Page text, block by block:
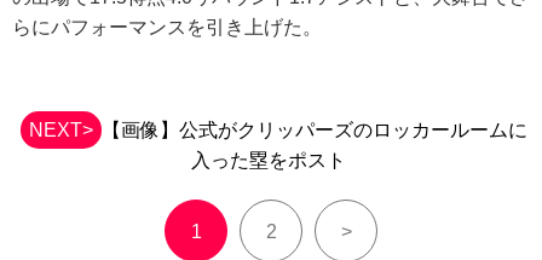
らにパフォーマンスを引き上げた。
NEXT>
【画像】公式がクリッパーズのロッカールームに
入った塁をポスト
1 2 >